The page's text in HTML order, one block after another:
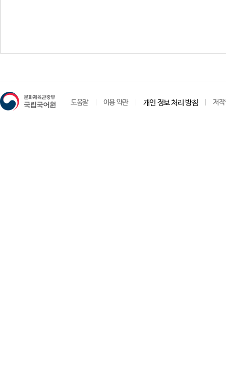
도움말 이용 약관 개인 정보 처리 방침 저